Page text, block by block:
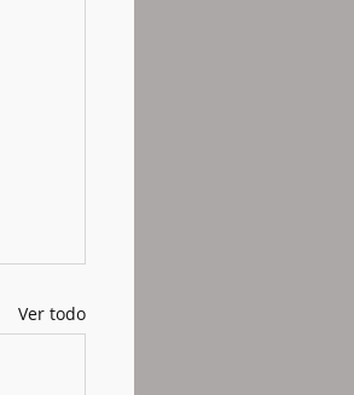
Ver todo